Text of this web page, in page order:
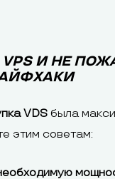
И НЕ
VDS была
этим советам: